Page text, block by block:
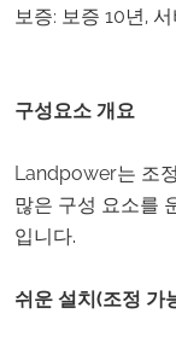
보증: 보증 10년,
구성요소 개요
Landpower는 조
많은 구성 요소를
입니다.
쉬운 설치(조정 가